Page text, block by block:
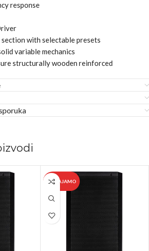
response
with selectable presets
variable mechanics
structurally wooden reinforced
IZDVAJAMO